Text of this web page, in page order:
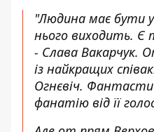
"Людина має бути
нього виходить. Є
- Слава Вакарчук.
із найкращих
Огнєвіч.
фанатію від її